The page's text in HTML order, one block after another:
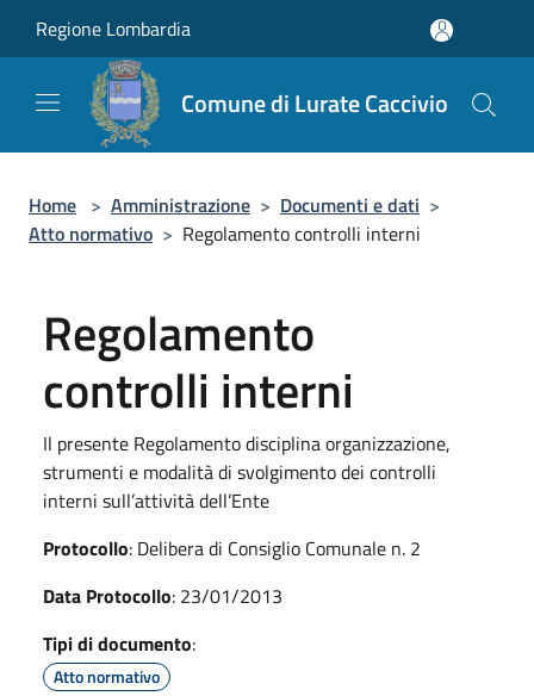
Regione Lombardia
Comune di Lurate Caccivio
Home > Amministrazione > Documenti e dati >
Atto normativo > Regolamento controlli interni
Regolamento
controlli interni
Il presente Regolamento disciplina organizzazione,
strumenti e modalità di svolgimento dei controlli
interni sull’attività dell’Ente
Protocollo: Delibera di Consiglio Comunale n. 2
Data Protocollo: 23/01/2013
Tipi di documento:
Atto normativo